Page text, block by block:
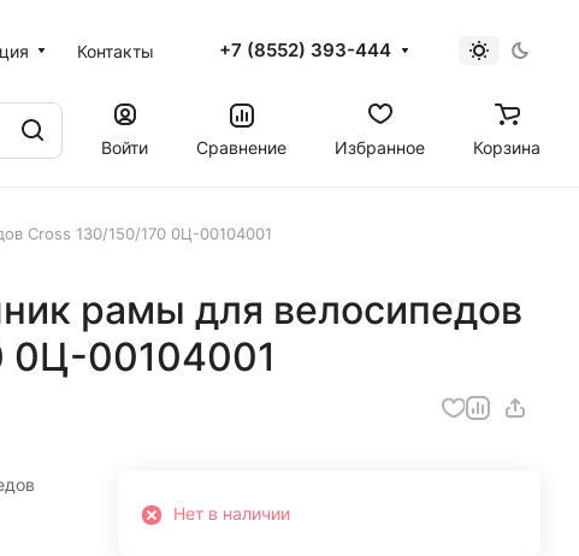
Контакты +7 (8552) 393-444
Войти
Сравнение Избранное Корзина
Cross 130/150/170 0Ц-00104001
рамы для велосипедов
0Ц-00104001
Нет в наличии